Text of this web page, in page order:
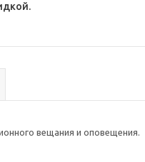
вещания и оповещения.